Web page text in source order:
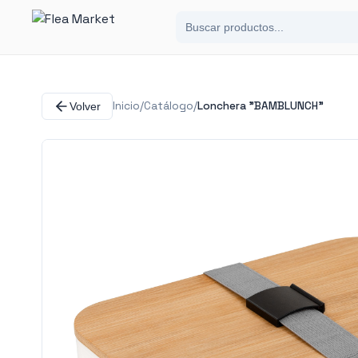
Volver Inicio/Catálogo/Lonchera "BAMBLUNCH"